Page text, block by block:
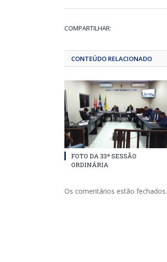
COMPARTILHAR:
CONTEÚDO RELACIONADO
FOTO DA 33ª SESSÃO
ORDINÁRIA
Os comentários estão fechados.